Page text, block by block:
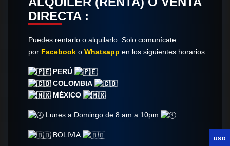
DIRECTA :
Puedes rentarlo o alquilarlo. Solo comunícate​
por Facebook o Whatsapp en los siguientes horarios :
PERÚ
COLOMBIA
MÉXICO
Lunes a Domingo de 8 am a 10pm
BOLIVIA USD